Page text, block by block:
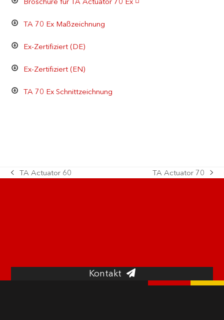
TA 70 Ex Maßzeichnung
Ex-Zertifiziert (DE)
Ex-Zertifiziert (EN)
TA 70 Ex Schnittzeichnung
vorherigen
TA Actuator 60
nächster
TA Actuator 70
Kontakt